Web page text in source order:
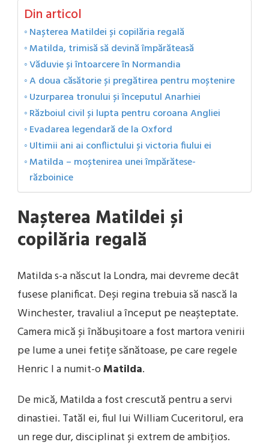
Din articol
Nașterea Matildei și copilăria regală
Matilda, trimisă să devină împărăteasă
Văduvie și întoarcere în Normandia
A doua căsătorie și pregătirea pentru moștenire
Uzurparea tronului și începutul Anarhiei
Războiul civil și lupta pentru coroana Angliei
Evadarea legendară de la Oxford
Ultimii ani ai conflictului și victoria fiului ei
Matilda – moștenirea unei împărătese-
războinice
Nașterea Matildei și
copilăria regală
Matilda s-a născut la Londra, mai devreme decât
fusese planificat. Deși regina trebuia să nască la
Winchester, travaliul a început pe neașteptate.
Camera mică și înăbușitoare a fost martora venirii
pe lume a unei fetițe sănătoase, pe care regele
Henric I a numit-oMatilda.
De mică, Matilda a fost crescută pentru a servi
dinastiei. Tatăl ei, fiul lui William Cuceritorul, era
un rege dur, disciplinat și extrem de ambițios.